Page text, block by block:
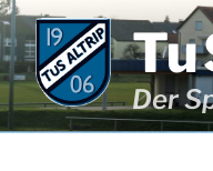
Zum
Inhalt
springen
Der